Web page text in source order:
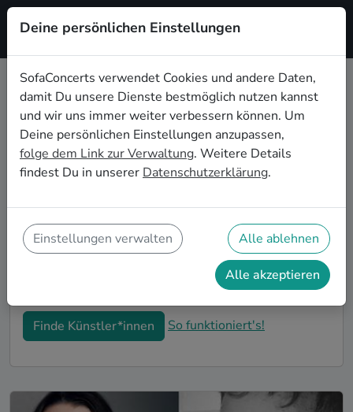
Registrieren
Pop Live-Musik für den
Junggesellenabschied in Nashville
Pop Singer-Songwriter*innen und Bands sind die
perfekte Idee für einen außergewöhnlichen
wird euer JGA zu einem unvergesslichen Highlight -
die Idee für besondere Feierlichkeiten vor der
Hochzeit! Auf SofaConcerts findet ihr Pop
Musiker*innen in Nashville, die genau zu euren
Wünschen und eurem Budget passen.
Finde Künstler*innen So funktioniert's!
Deine persönlichen Einstellungen
SofaConcerts verwendet Cookies und andere Daten,
damit Du unsere Dienste bestmöglich nutzen kannst
und wir uns immer weiter verbessern können. Um
Deine persönlichen Einstellungen anzupassen,
folge dem Link zur Verwaltung. Weitere Details
findest Du in unserer Datenschutzerklärung.
Einstellungen verwalten Alle ablehnen
Alle akzeptieren